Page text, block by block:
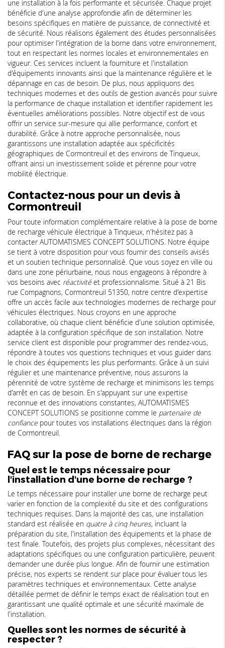
une installation à la fois performante et sécurisée. Chaque projet
bénéficie d'une analyse approfondie afin de déterminer les
besoins spécifiques en matière de puissance, de connectivité et
de sécurité. Nous réalisons également des études personnalisées
pour optimiser l'intégration de la borne dans votre environnement,
tout en respectant les normes locales et environnementales en
vigueur. Ces services incluent la fourniture et l'installation
d'équipements innovants ainsi que la maintenance régulière et le
dépannage en cas de besoin. De plus, nous appliquons des
techniques modernes et des outils de gestion avancés pour suivre
la performance de chaque installation et identifier rapidement les
éventuelles améliorations possibles. Notre objectif est de vous
offrir un service sur-mesure qui allie performance, confort et
durabilité. Grâce à notre approche personnalisée, nous
garantissons une installation adaptée aux spécificités
géographiques de Cormontreuil et des environs de Tinqueux,
offrant ainsi un investissement solide et pérenne pour votre
mobilité électrique.
Contactez-nous pour un devis à
Cormontreuil
Pour toute information complémentaire relative à la pose de borne
de recharge véhicule électrique à Tinqueux, n'hésitez pas à
contacter AUTOMATISMES CONCEPT SOLUTIONS. Notre équipe
se tient à votre disposition pour vous fournir des conseils avisés
et un soutien technique personnalisé. Que vous soyez en ville ou
dans une zone périurbaine, nous nous engageons à répondre à
vos besoins avec réactivitéet professionnalisme. Situé à 21 Bis
rue Compagnons, Cormontreuil 51350, notre centre d'expertise
offre un accès facile aux technologies modernes de recharge pour
véhicules électriques. Nous croyons en une approche
collaborative, où chaque client bénéficie d'une solution optimisée,
adaptée à la configuration spécifique de son installation. Notre
service client est disponible pour programmer des rendez-vous,
répondre à toutes vos questions techniques et vous guider dans
le choix des équipements les plus performants. Grâce à un suivi
régulier et une maintenance préventive, nous assurons la
pérennité de votre système de recharge et minimisons les temps
d'arrêt en cas de besoin. En s'appuyant sur une expertise
reconnue et des innovations constantes, AUTOMATISMES
CONCEPT SOLUTIONS se positionne comme le partenaire de
confiance pour toutes vos installations électriques dans la région
de Cormontreuil.
FAQ sur la pose de borne de recharge
Quel est le temps nécessaire pour
l'installation d'une borne de recharge ?
Le temps nécessaire pour installer une borne de recharge peut
varier en fonction de la complexité du site et des configurations
techniques requises. Dans la majorité des cas, une installation
standard est réalisée en quatre à cinq heures, incluant la
préparation du site, l'installation des équipements et la phase de
test finale. Toutefois, des projets plus complexes, nécessitant des
adaptations spécifiques ou une configuration particulière, peuvent
demander une durée plus longue. Afin de fournir une estimation
précise, nos experts se rendent sur place pour évaluer tous les
paramètres techniques et environnementaux. Cette analyse
détaillée permet de définir le temps exact de réalisation tout en
garantissant une qualité optimale et une sécurité maximale de
l'installation.
Quelles sont les normes de sécurité à
respecter ?